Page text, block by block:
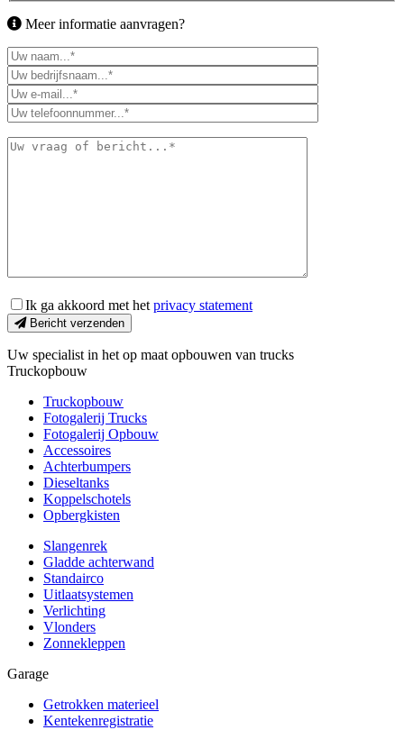
Meer informatie aanvragen?
Ik ga akkoord met hetprivacy statement
Bericht verzenden
Uw specialist in het op maat opbouwen van trucks
Truckopbouw
Truckopbouw
Fotogalerij Trucks
Fotogalerij Opbouw
Accessoires
Achterbumpers
Dieseltanks
Koppelschotels
Opbergkisten
Slangenrek
Gladde achterwand
Standairco
Uitlaatsystemen
Verlichting
Vlonders
Zonnekleppen
Garage
Getrokken materieel
Kentekenregistratie